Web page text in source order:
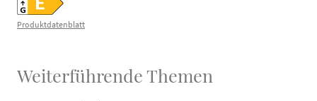
Produktdatenblatt
Weiterführende Themen